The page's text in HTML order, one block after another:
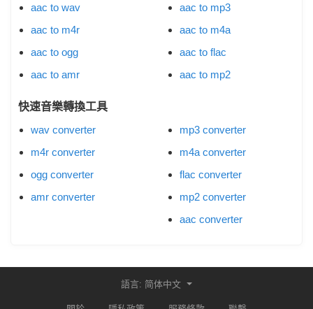
aac to wav
aac to m4r
aac to ogg
aac to amr
aac to mp3
aac to m4a
aac to flac
aac to mp2
快速音樂轉換工具
wav converter
m4r converter
ogg converter
amr converter
mp3 converter
m4a converter
flac converter
mp2 converter
aac converter
語言: 简体中文